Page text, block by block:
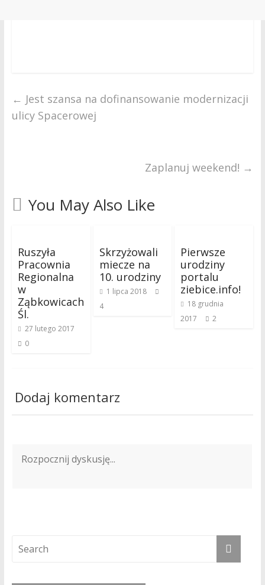
← Jest szansa na dofinansowanie modernizacji
ulicy Spacerowej
Zaplanuj weekend! →
You May Also Like
Ruszyła
Pracownia
Regionalna
w
Ząbkowicach
Śl.
27 lutego 2017
0
Skrzyżowali
miecze na
10. urodziny
1 lipca 2018
4
Pierwsze
urodziny
portalu
ziebice.info!
18 grudnia
2017
2
Dodaj komentarz